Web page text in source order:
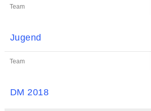
Team
Jugend
Team
DM 2018